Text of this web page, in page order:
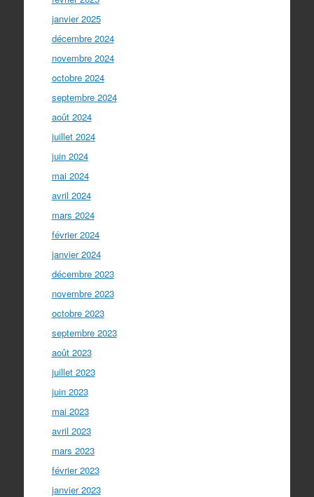
janvier 2025
décembre 2024
novembre 2024
octobre 2024
septembre 2024
août 2024
juillet 2024
juin 2024
mai 2024
avril 2024
mars 2024
février 2024
janvier 2024
décembre 2023
novembre 2023
octobre 2023
septembre 2023
août 2023
juillet 2023
juin 2023
mai 2023
avril 2023
mars 2023
février 2023
janvier 2023